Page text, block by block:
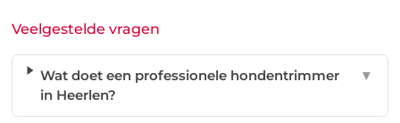
Veelgestelde vragen
Wat doet een professionele hondentrimmer
in Heerlen?
▼